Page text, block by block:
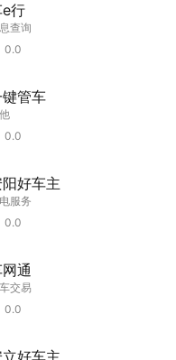
行
查询
0.0
管车
0.0
好车主
服务
0.0
通
交易
0.0
好车主